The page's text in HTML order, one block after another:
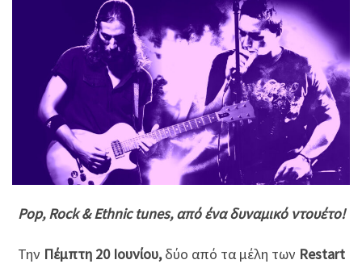
Pop, Rock & Εthnic tunes, από ένα δυναμικό ντουέτο!
Την Πέμπτη 20 Ιουνίου,δύο από τα μέλη των Restart